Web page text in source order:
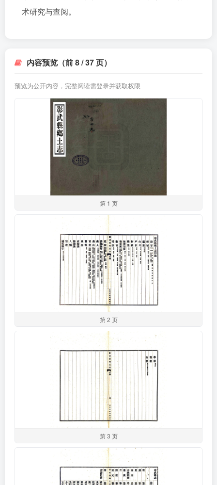
术研究与查阅。
内容预览（前 8 / 37 页）
预览为公开内容，完整阅读需登录并获取权限
第 1 页
第 2 页
第 3 页